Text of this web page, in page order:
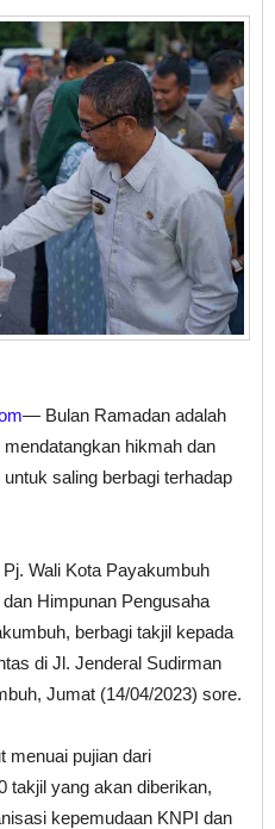
— Bulan Ramadan adalah
hikmah dan
saling berbagi terhadap
Wali Kota Payakumbuh
Himpunan Pengusaha
berbagi takjil kepada
di Jl. Jenderal Sudirman
Jumat (14/04/2023) sore.
menuai pujian dari
takjil yang akan diberikan,
kepemudaan KNPI dan